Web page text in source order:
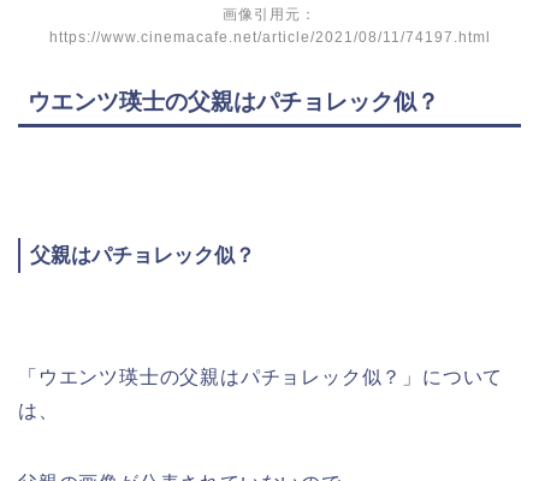
画像引用元：
https://www.cinemacafe.net/article/2021/08/11/74197.html
ウエンツ瑛士の父親はパチョレック似？
父親はパチョレック似？
「ウエンツ瑛士の父親はパチョレック似？」について
は、